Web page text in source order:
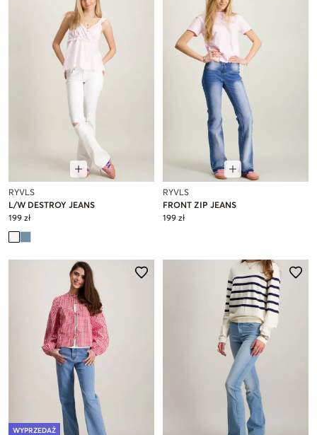
RYVLS
L/W DESTROY JEANS
199 zł
RYVLS
FRONT ZIP JEANS
199 zł
WYPRZEDAŻ